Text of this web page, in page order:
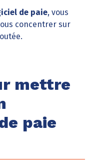
de paie, vous
concentrer sur
mettre
paie